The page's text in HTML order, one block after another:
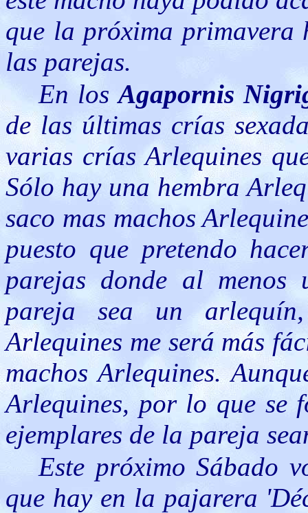
que la próxima primavera
las parejas.
En losAgapornis
de las últimas crías
varias crías Arlequines
Sólo hay una hembra
saco mas machos
puesto que pretendo
parejas donde al menos
pareja sea un
Arlequines me será más
machos Arlequines.
Arlequines, por lo que se
ejemplares de la pareja
Este próximo Sábado
que hay en la pajarera